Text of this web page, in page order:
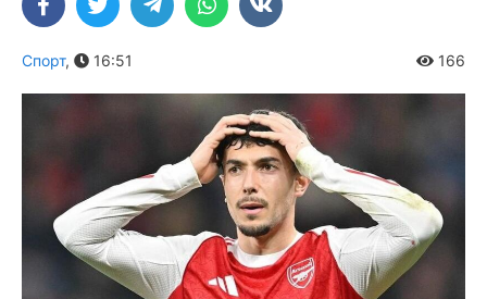
Спорт, 16:51 166